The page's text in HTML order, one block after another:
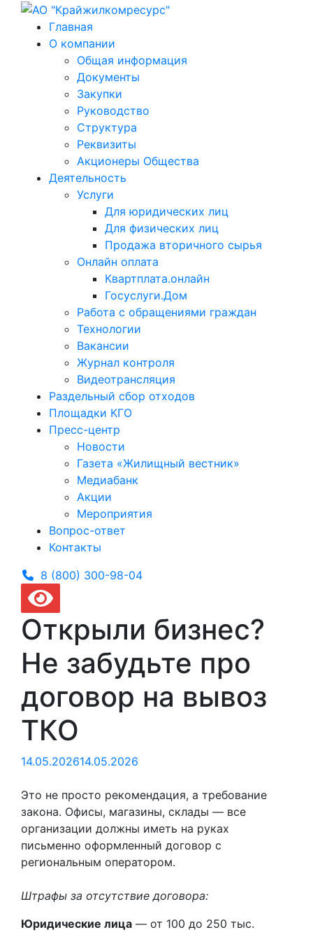
Главная
О компании
Общая информация
Документы
Закупки
Руководство
Структура
Реквизиты
Акционеры Общества
Деятельность
Услуги
Для юридических лиц
Для физических лиц
Продажа вторичного сырья
Онлайн оплата
Квартплата.онлайн
Госуслуги.Дом
Работа с обращениями граждан
Технологии
Вакансии
Журнал контроля
Видеотрансляция
Раздельный сбор отходов
Площадки КГО
Пресс-центр
Новости
Газета «Жилищный вестник»
Медиабанк
Акции
Мероприятия
Вопрос-ответ
Контакты
8 (800) 300-98-04
Открыли бизнес?
Не забудьте про
договор на вывоз
ТКО
14.05.202614.05.2026
Это не просто рекомендация, а требование
закона. Офисы, магазины, склады — все
организации должны иметь на руках
письменно оформленный договор с
региональным оператором.
Штрафы за отсутствие договора:
Юридические лица — от 100 до 250 тыс.